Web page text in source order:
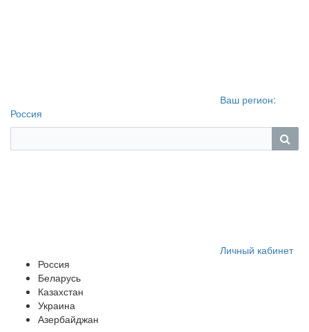
Ваш регион:
Россия
Личный кабинет
Россия
Беларусь
Казахстан
Украина
Азербайджан